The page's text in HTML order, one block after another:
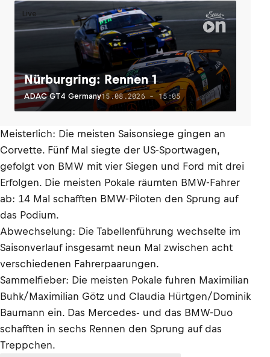
Live
Nürburgring: Rennen 1
ADAC GT4 Germany15.08.2026 - 15:05
Meisterlich: Die meisten Saisonsiege gingen an
Corvette. Fünf Mal siegte der US-Sportwagen,
gefolgt von BMW mit vier Siegen und Ford mit drei
Erfolgen. Die meisten Pokale räumten BMW-Fahrer
ab: 14 Mal schafften BMW-Piloten den Sprung auf
das Podium.
Abwechselung: Die Tabellenführung wechselte im
Saisonverlauf insgesamt neun Mal zwischen acht
verschiedenen Fahrerpaarungen.
Sammelfieber: Die meisten Pokale fuhren Maximilian
Buhk/Maximilian Götz und Claudia Hürtgen/Dominik
Baumann ein. Das Mercedes- und das BMW-Duo
schafften in sechs Rennen den Sprung auf das
Treppchen.